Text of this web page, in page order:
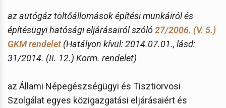
az autógáz töltőállomások építési munkáiról és
építésügyi hatósági eljárásairól szóló27/2006. (V. 5.)
GKM rendelet (Hatályon kívül: 2014.07.01., lásd:
31/2014. (II. 12.) Korm. rendelet)
az Állami Népegészségügyi és Tisztiorvosi
Szolgálat egyes közigazgatási eljárásaiért és